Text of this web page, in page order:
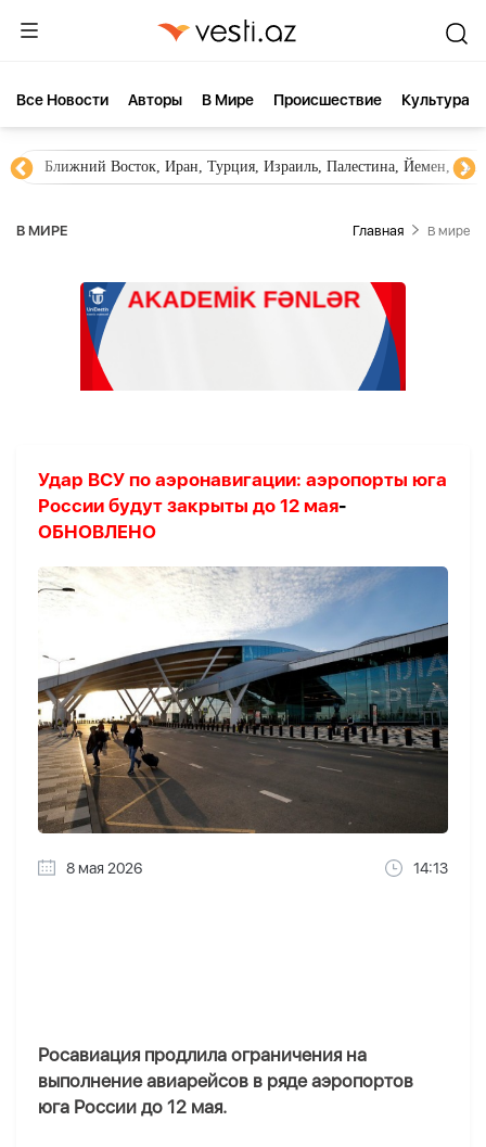
Все Новости Aвторы В Мире Происшествие Культура
Ближний Восток, Иран, Турция, Израиль, Палестина, Йемен,
В МИРЕ Главная В мире
Удар ВСУ по аэронавигации: аэропорты юга
России будут закрыты до 12 мая-
ОБНОВЛЕНО
8 мая 2026 14:13
Росавиация продлила ограничения на
выполнение авиарейсов в ряде аэропортов
юга России до 12 мая.